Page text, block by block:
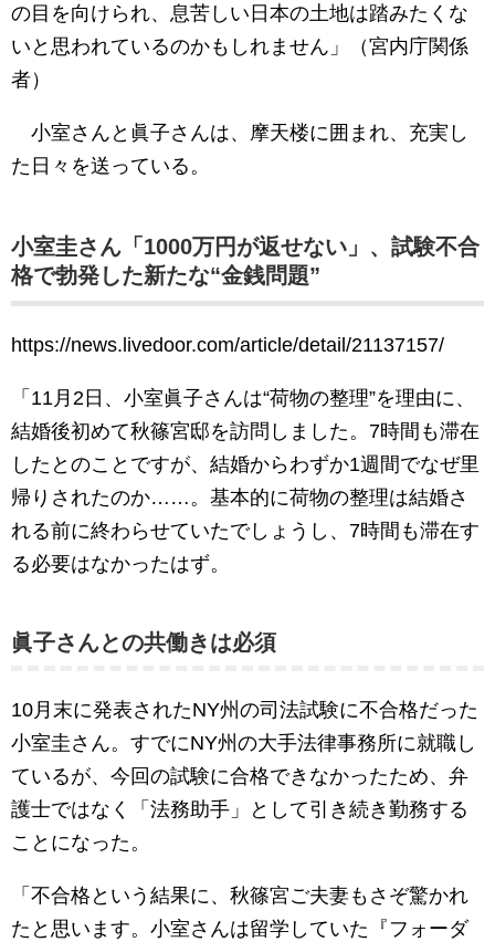
の目を向けられ、息苦しい日本の土地は踏みたくな
いと思われているのかもしれません」（宮内庁関係
者）
小室さんと眞子さんは、摩天楼に囲まれ、充実し
た日々を送っている。
小室圭さん「1000万円が返せない」、試験不合
格で勃発した新たな“金銭問題”
https://news.livedoor.com/article/detail/21137157/
「11月2日、小室眞子さんは“荷物の整理”を理由に、
結婚後初めて秋篠宮邸を訪問しました。7時間も滞在
したとのことですが、結婚からわずか1週間でなぜ里
帰りされたのか……。基本的に荷物の整理は結婚さ
れる前に終わらせていたでしょうし、7時間も滞在す
る必要はなかったはず。
眞子さんとの共働きは必須
10月末に発表されたNY州の司法試験に不合格だった
小室圭さん。すでにNY州の大手法律事務所に就職し
ているが、今回の試験に合格できなかったため、弁
護士ではなく「法務助手」として引き続き勤務する
ことになった。
「不合格という結果に、秋篠宮ご夫妻もさぞ驚かれ
たと思います。小室さんは留学していた『フォーダ